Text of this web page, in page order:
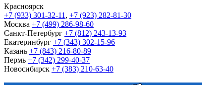
Красноярск
+7 (933) 301-32-11 , +7 (923) 282-81-30
Москва +7 (499) 286-98-60
Санкт-Петербург +7 (812) 243-13-93
Екатеринбург +7 (343) 302-15-96
Казань +7 (843) 216-80-89
Пермь +7 (342) 299-40-37
Новосибирск +7 (383) 210-63-40